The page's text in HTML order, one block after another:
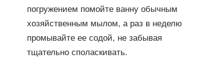
погружением помойте ванну обычным
хозяйственным мылом, а раз в неделю
промывайте ее содой, не забывая
тщательно споласкивать.